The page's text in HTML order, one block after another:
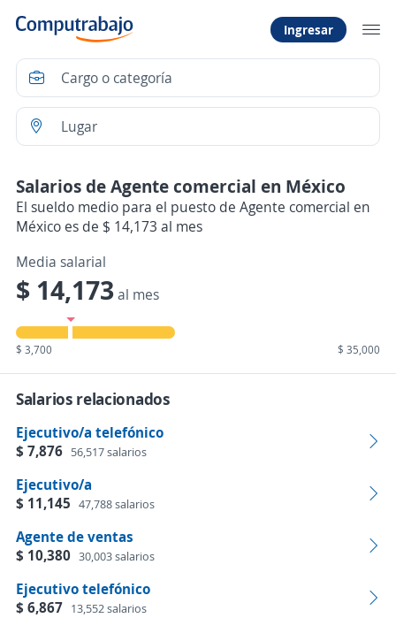
Ingresar
Salarios de Agente comercial en México
El sueldo medio para el puesto de Agente comercial en
México es de $ 14,173 al mes
Media salarial
$ 14,173al mes
$ 3,700 $ 35,000
Salarios relacionados
Ejecutivo/a telefónico
$ 7,876 56,517 salarios
Ejecutivo/a
$ 11,145 47,788 salarios
Agente de ventas
$ 10,380 30,003 salarios
Ejecutivo telefónico
$ 6,867 13,552 salarios